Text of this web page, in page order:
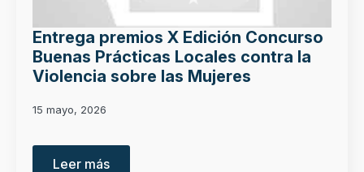
Entrega premios X Edición Concurso
Buenas Prácticas Locales contra la
Violencia sobre las Mujeres
15 mayo, 2026
Leer más